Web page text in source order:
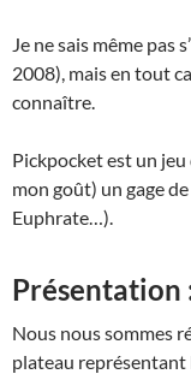
Je ne sais même pas
2008), mais en tout
connaître.
Pickpocket est un jeu
mon goût) un gage
Euphrate…).
Présentation
Nous nous sommes
plateau représentant